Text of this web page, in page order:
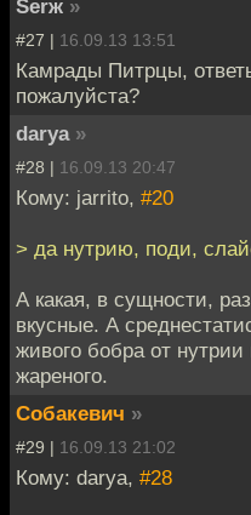
Serж »
#27 | 16.09.13 13:51
Камрады Питрцы,
пожалуйста?
darya »
#28 | 16.09.13 20:47
Кому: jarrito, #20
> да нутрию, поди,
А какая, в сущности,
вкусные. А
живого бобра от нутрии
жареного.
Собакевич »
#29 | 16.09.13 21:02
Кому: darya, #28